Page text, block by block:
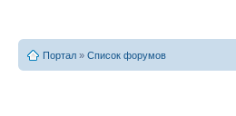
Портал » Список форумов